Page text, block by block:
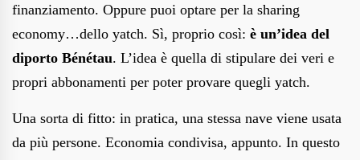
finanziamento. Oppure puoi optare per la sharing
economy…dello yatch. Sì, proprio così: è un’idea del
diporto Bénétau. L’idea è quella di stipulare dei veri e
propri abbonamenti per poter provare quegli yatch.
Una sorta di fitto: in pratica, una stessa nave viene usata
da più persone. Economia condivisa, appunto. In questo